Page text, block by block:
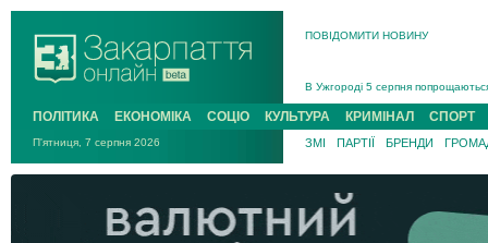
ПОВІДОМИТИ НОВИНУ
Інструктора районного ТЦК на
В Ужгороді 5 серпня
Підтвердили загибель
На війні з рф поліг військовий з
На Хустщині внаслідок ДТП за
Інструктора районного ТЦК на
ПОЛІТИКА ЕКОНОМІКА СОЦІО КУЛЬТУРА КРИМІНАЛ СПОРТ
П'ятниця, 7 серпня 2026 ЗМІ ПАРТІЇ БРЕНДИ